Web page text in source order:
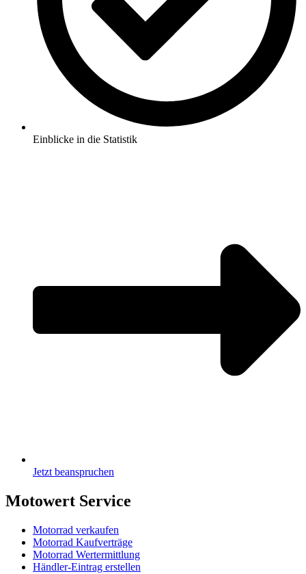
Einblicke in die Statistik
Jetzt beanspruchen
Motowert Service
Motorrad verkaufen
Motorrad Kaufverträge
Motorrad Wertermittlung
Händler-Eintrag erstellen